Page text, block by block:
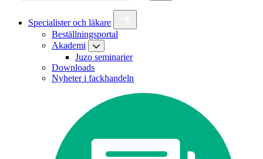
Specialister och läkare
Beställningsportal
Akademi
Juzo seminarier
Downloads
Nyheter i fackhandeln